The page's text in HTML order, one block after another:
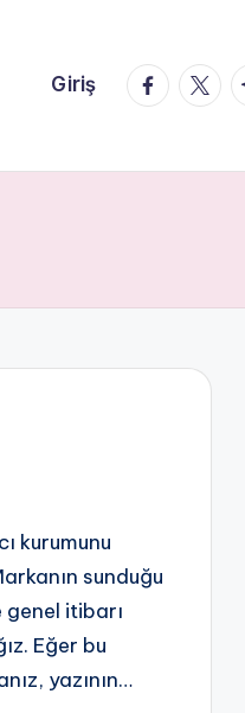
Giriş
kurumunu
sunduğu
genel itibarı
Eğer bu
yazının…